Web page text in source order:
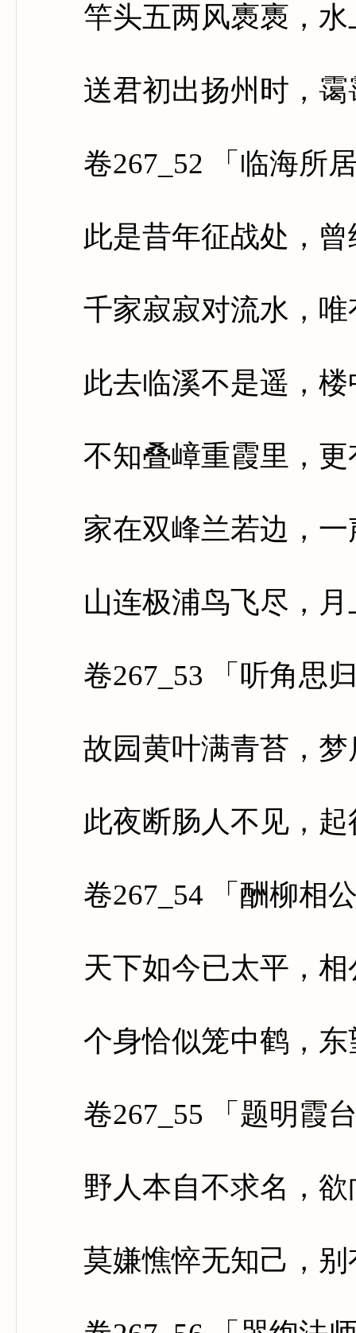
竿头五两风褭褭，水
送君初出扬州时，霭
卷267_52 「临海所居
此是昔年征战处，曾
千家寂寂对流水，唯
此去临溪不是遥，楼
不知叠嶂重霞里，更
家在双峰兰若边，一
山连极浦鸟飞尽，月
卷267_53 「听角思
故园黄叶满青苔，梦
此夜断肠人不见，起
卷267_54 「酬柳相
天下如今已太平，相
个身恰似笼中鹤，东
卷267_55 「题明霞
野人本自不求名，欲
莫嫌憔悴无知己，别